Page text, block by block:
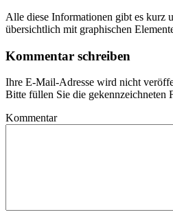
Alle diese Informationen gibt es kurz
übersichtlich mit graphischen
Kommentar schreiben
Ihre E-Mail-Adresse wird nicht
Bitte füllen Sie die gekennzeichneten
Kommentar